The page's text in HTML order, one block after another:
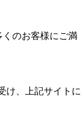
のお客様にご満
け、上記サイトに